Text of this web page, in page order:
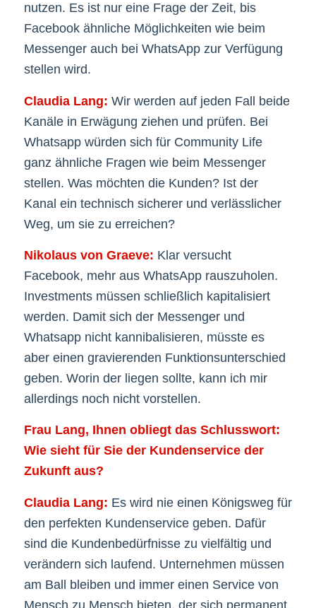
nutzen. Es ist nur eine Frage der Zeit, bis
Facebook ähnliche Möglichkeiten wie beim
Messenger auch bei WhatsApp zur Verfügung
stellen wird.
Claudia Lang: Wir werden auf jeden Fall beide
Kanäle in Erwägung ziehen und prüfen. Bei
Whatsapp würden sich für Community Life
ganz ähnliche Fragen wie beim Messenger
stellen. Was möchten die Kunden? Ist der
Kanal ein technisch sicherer und verlässlicher
Weg, um sie zu erreichen?
Nikolaus von Graeve: Klar versucht
Facebook, mehr aus WhatsApp rauszuholen.
Investments müssen schließlich kapitalisiert
werden. Damit sich der Messenger und
Whatsapp nicht kannibalisieren, müsste es
aber einen gravierenden Funktionsunterschied
geben. Worin der liegen sollte, kann ich mir
allerdings noch nicht vorstellen.
Frau Lang, Ihnen obliegt das Schlusswort:
Wie sieht für Sie der Kundenservice der
Zukunft aus?
Claudia Lang: Es wird nie einen Königsweg für
den perfekten Kundenservice geben. Dafür
sind die Kundenbedürfnisse zu vielfältig und
verändern sich laufend. Unternehmen müssen
am Ball bleiben und immer einen Service von
Mensch zu Mensch bieten, der sich permanent